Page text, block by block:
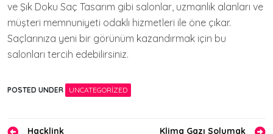
ve Şık Doku Saç Tasarım gibi salonlar, uzmanlık alanları ve
müşteri memnuniyeti odaklı hizmetleri ile öne çıkar.
Saçlarınıza yeni bir görünüm kazandırmak için bu
salonları tercih edebilirsiniz.
POSTED UNDER UNCATEGORIZED
Hacklink Klima Gazı Solumak